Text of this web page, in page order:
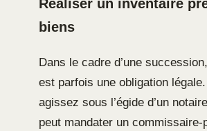
Réaliser un inventaire
biens
Dans le cadre d’une
est parfois une obligation
agissez sous l’égide d’un
peut mandater un commissaire-